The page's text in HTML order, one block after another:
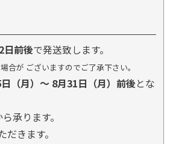
日前後で発送致します。
が ございますのでご了承下さい。
（月）～ 8月31日（月）前後とな
承ります。
きます。